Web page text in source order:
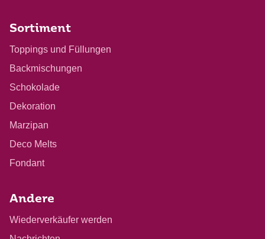
Sortiment
Toppings und Füllungen
Backmischungen
Schokolade
Dekoration
Marzipan
Deco Melts
Fondant
Andere
Wiederverkäufer werden